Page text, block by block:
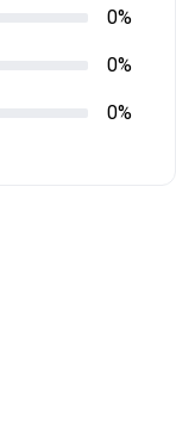
0%
0%
0%